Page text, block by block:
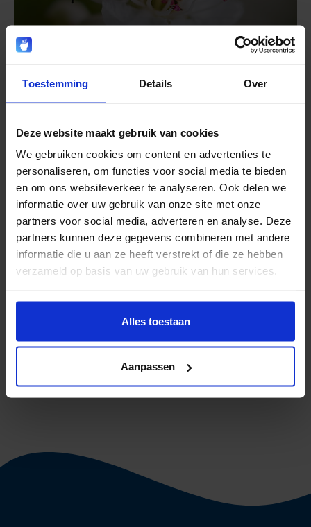
Toestemming Details Over
Deze website maakt gebruik van cookies
We gebruiken cookies om content en advertenties te
personaliseren, om functies voor social media te bieden
en om ons websiteverkeer te analyseren. Ook delen we
informatie over uw gebruik van onze site met onze
partners voor social media, adverteren en analyse. Deze
partners kunnen deze gegevens combineren met andere
informatie die u aan ze heeft verstrekt of die ze hebben
verzameld op basis van uw gebruik van hun services.
Alles toestaan
Aanpassen
Nationale Bijentelling
22 april 2026